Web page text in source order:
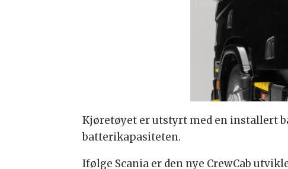
Kjøretøyet er utstyrt med en installert
batterikapasiteten.
Ifølge Scania er den nye CrewCab